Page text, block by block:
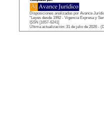
Disposiciones analizadas por Avance
"Leyes desde 1992 - Vigencia Expresa y
ISSN [1657-6241]
Última actualización: 31 de julio de 2026 -